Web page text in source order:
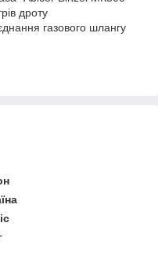
дроту
газового шлангу